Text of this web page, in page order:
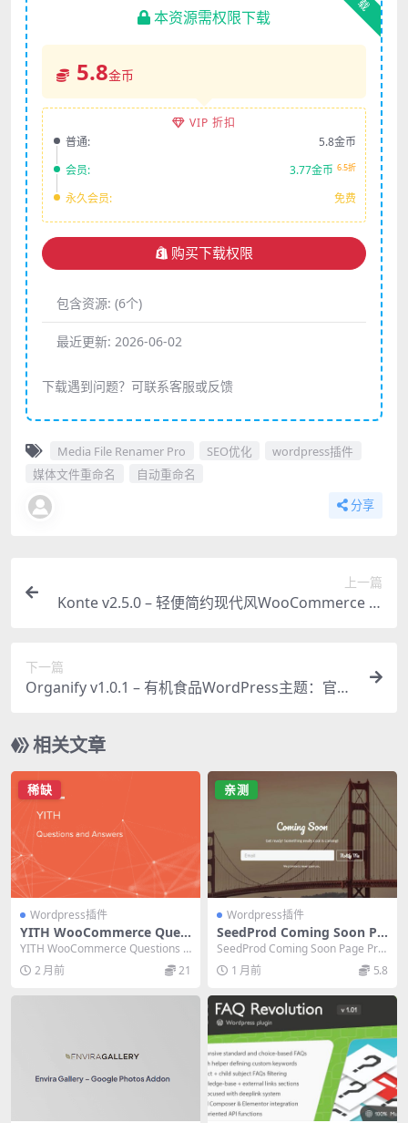
本资源需权限下载
5.8金币
VIP 折扣
普通:
5.8金币
会员:
3.77金币 6.5折
永久会员: 免费
购买下载权限
包含资源: (6个)
最近更新: 2026-06-02
下载遇到问题？可联系客服或反馈
Media File Renamer Pro SEO优化
wordpress插件
媒体文件重命名
自动重命名
分享
上一篇
Konte v2.5.0 – 轻便简约现代风WooCommerce W
下一篇
Organify v1.0.1 – 有机食品WordPress主题：官方
相关文章
稀缺
Wordpress插件
YITH WooCommerce Ques
tions & Answers Premium
汉化版：提升店铺问答效率的
必备插件
YITH WooCommerce Questions &
Answers...
2 月前 21
亲测
Wordpress插件
SeedProd Coming Soon Pa
ge Pro v6.19.8 – 终极WordP
ress网站维护与即将推出页面
插件
SeedProd Coming Soon Page Pro
是一款强大的WordP...
1 月前 5.8